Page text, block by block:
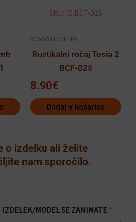
SKU: ID.BCF-025
KOVANI IZDELKI
Rustikalni ročaj Tosia 2
BCF-025
8.90€
Dodaj v košarico
o izdelku ali želite
nam sporočilo.
MODEL SE ZANIMATE *